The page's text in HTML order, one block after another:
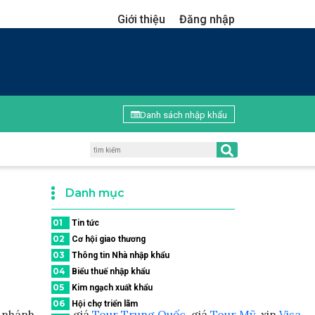
Giới thiệu Đăng nhập
Danh sách nhập khẩu
Danh mục
01 Tin tức
02 Cơ hội giao thương
03 Thông tin Nhà nhập khẩu
04 Biểu thuế nhập khẩu
05 Kim ngạch xuất khẩu
06 Hội chợ triển lãm